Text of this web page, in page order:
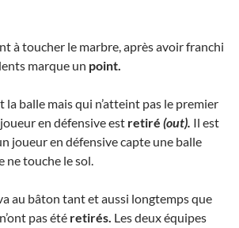
à toucher le marbre, après avoir franchi
marque un point.
balle mais qui n’atteint pas le premier
en défensive est retiré (out). Il est
joueur en défensive capte une balle
ne touche le sol.
va au bâton tant et aussi longtemps que
pas été retirés. Les deux équipes